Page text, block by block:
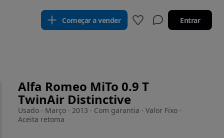
Começar a vender Entrar
Alfa Romeo MiTo 0.9 T
TwinAir Distinctive
Usado · Março · 2013 · Com garantia · Valor Fixo ·
Aceita retoma